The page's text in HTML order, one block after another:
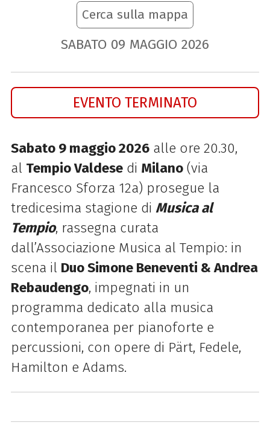
Cerca sulla mappa
SABATO 09 MAGGIO 2026
EVENTO TERMINATO
Sabato 9 maggio 2026alle ore 20.30,
al Tempio Valdesedi Milano(via
Francesco Sforza 12a) prosegue la
tredicesima stagione di Musica al
Tempio, rassegna curata
dall’Associazione Musica al Tempio: in
scena il Duo Simone Beneventi & Andrea
Rebaudengo, impegnati in un
programma dedicato alla musica
contemporanea per pianoforte e
percussioni, con opere di Pärt, Fedele,
Hamilton e Adams.